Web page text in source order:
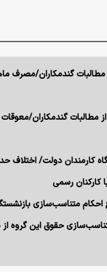
گندمکاران/مصرف
۲۲درصد از مطالبات گندمکاران/
کارکنان رسمی
احکام متناسب‌سازی
حقوق این گروه از